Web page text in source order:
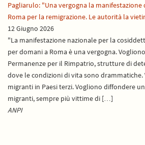
Pagliarulo: "Una vergogna la manifestazione
Roma per la remigrazione. Le autorità la
12 Giugno 2026
"La manifestazione nazionale per la
per domani a Roma è una vergogna.
Permanenze per il Rimpatrio, strutture di
dove le condizioni di vita sono drammatiche.
migranti in Paesi terzi. Vogliono diffondere
migranti, sempre più vittime di […]
ANPI